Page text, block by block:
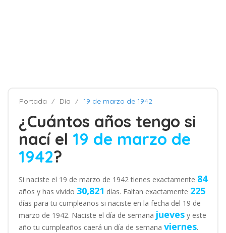
Portada Día 19 de marzo de 1942
¿Cuántos años tengo si
nací el 19 de marzo de
1942?
Si naciste el 19 de marzo de 1942 tienes exactamente 84
años y has vivido 30,821 días. Faltan exactamente 225
días para tu cumpleaños si naciste en la fecha del 19 de
marzo de 1942. Naciste el día de semana jueves y este
año tu cumpleaños caerá un día de semana viernes.